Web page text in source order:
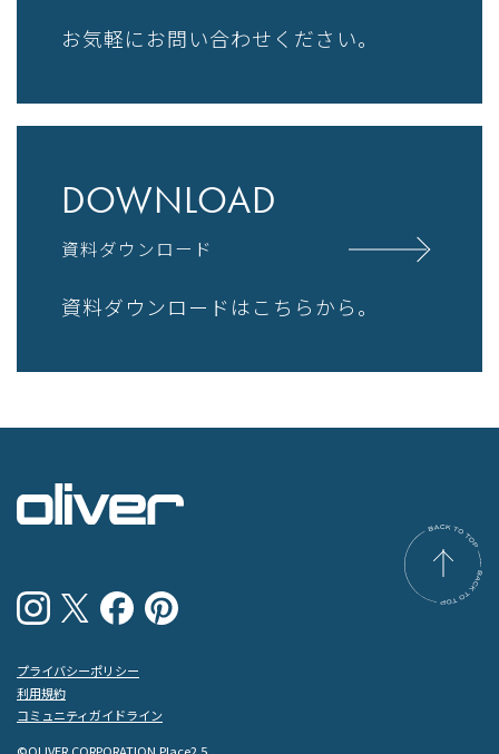
お気軽にお問い合わせください。
DOWNLOAD
資料ダウンロード
資料ダウンロードはこちらから。
プライバシーポリシー
利用規約
コミュニティガイドライン